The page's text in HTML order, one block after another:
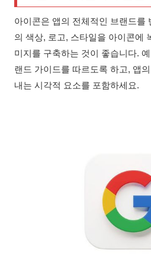
아이콘은 앱의 전체적인 브랜드를
의 색상, 로고, 스타일을 아이콘에
미지를 구축하는 것이 좋습니다.
랜드 가이드를 따르도록 하고, 앱
내는 시각적 요소를 포함하세요.